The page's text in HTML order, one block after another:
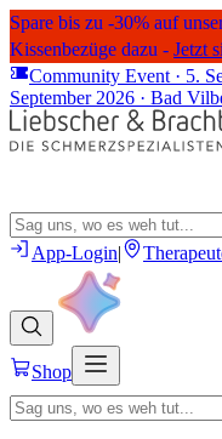
Spare bis zu -30% auf
Kissenbezüge dazu - Jetzt
Community Event · 5.
September 2026 · Bad
App-Login|
Shop